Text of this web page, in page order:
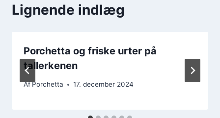
Lignende indlæg
Porchetta og friske urter på
tallerkenen
AfPorchetta 17. december 2024